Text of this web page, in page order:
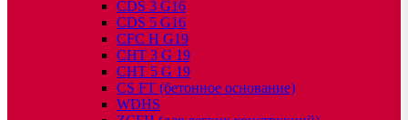
CDS 3 G16
CDS 5 G16
CFC H G19
CHT 3 G 19
CHT 5 G 19
CS FT (бетонное основание)
WDHS